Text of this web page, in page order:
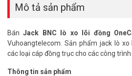
Mô tả sản phẩm
BánJack BNC lò xo lõi đồng
Vuhoangtelecom. Sản phẩm jack lò
các loại cáp đồng trục cho các công
Thông tin sản phẩm